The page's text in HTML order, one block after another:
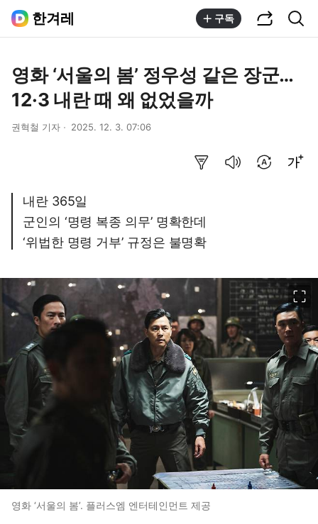
한겨레 구독
영화 ‘서울의 봄’ 정우성 같은 장군…
12·3 내란 때 왜 없었을까
권혁철 기자 2025. 12. 3. 07:06
내란 365일
군인의 ‘명령 복종 의무’ 명확한데
‘위법한 명령 거부’ 규정은 불명확
영화 ‘서울의 봄’. 플러스엠 엔터테인먼트 제공